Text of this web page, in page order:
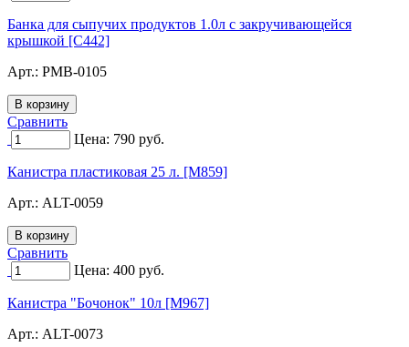
Банка для сыпучих продуктов 1.0л с закручивающейся
крышкой [C442]
Арт.: PMB-0105
Сравнить
Цена: 790 руб.
Канистра пластиковая 25 л. [M859]
Арт.: ALT-0059
Сравнить
Цена: 400 руб.
Канистра "Бочонок" 10л [M967]
Арт.: ALT-0073